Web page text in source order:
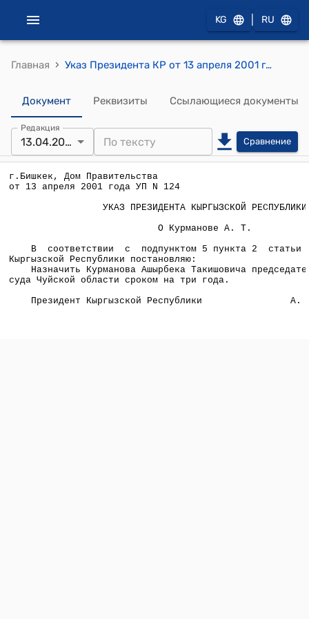
KG RU
Главная › Указ Президента КР от 13 апреля 2001 года УП №124 "О Курманове А.Т."
Документ Реквизиты Ссылающиеся документы
Редакция
13.04.2001 Сравнение